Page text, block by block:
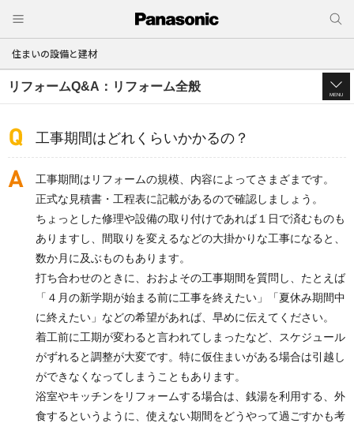
住まいの設備と建材
リフォームQ&A：リフォーム全般
MENU
工事期間はどれくらいかかるの？
工事期間はリフォームの規模、内容によってさまざまです。
正式な見積書・工程表に記載があるので確認しましょう。
ちょっとした修理や設備の取り付けであれば１日で済むものも
ありますし、間取りを変えるなどの大掛かりな工事になると、
数か月に及ぶものもあります。
打ち合わせのときに、おおよその工事期間を質問し、たとえば
「４月の新学期が始まる前に工事を終えたい」「夏休み期間中
に終えたい」などの希望があれば、早めに伝えてください。
着工前に工期が変わると言われてしまったなど、スケジュール
がずれると調整が大変です。特に仮住まいがある場合は引越し
ができなくなってしまうこともあります。
浴室やキッチンをリフォームする場合は、銭湯を利用する、外
食するというように、使えない期間をどうやって過ごすかも考